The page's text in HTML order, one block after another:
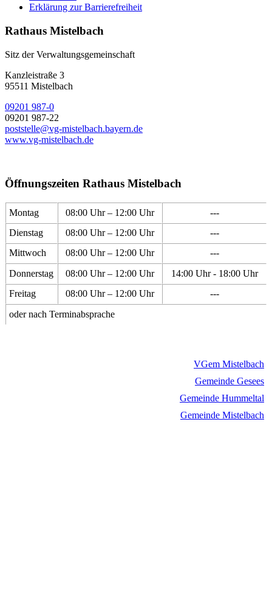
Erklärung zur Barrierefreiheit
Rathaus Mistelbach
Sitz der Verwaltungsgemeinschaft
Kanzleistraße 3
95511 Mistelbach
09201 987-0
09201 987-22
poststelle@vg-mistelbach.bayern.de
www.vg-mistelbach.de
Öffnungszeiten Rathaus Mistelbach
Montag 08:00 Uhr – 12:00 Uhr
---
Dienstag
08:00 Uhr – 12:00 Uhr
---
Mittwoch
08:00 Uhr – 12:00 Uhr
---
Donnerstag
08:00 Uhr – 12:00 Uhr
14:00 Uhr - 18:00 Uhr
Freitag
08:00 Uhr – 12:00 Uhr
---
oder nach Terminabsprache
VGem Mistelbach
Gemeinde Gesees
Gemeinde Hummeltal
Gemeinde Mistelbach